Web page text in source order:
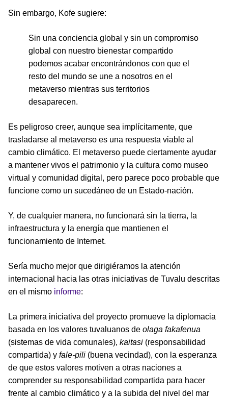
Sin embargo, Kofe sugiere:
Sin una conciencia global y sin un compromiso
global con nuestro bienestar compartido
podemos acabar encontrándonos con que el
resto del mundo se une a nosotros en el
metaverso mientras sus territorios
desaparecen.
Es peligroso creer, aunque sea implícitamente, que
trasladarse al metaverso es una respuesta viable al
cambio climático. El metaverso puede ciertamente ayudar
a mantener vivos el patrimonio y la cultura como museo
virtual y comunidad digital, pero parece poco probable que
funcione como un sucedáneo de un Estado-nación.
Y, de cualquier manera, no funcionará sin la tierra, la
infraestructura y la energía que mantienen el
funcionamiento de Internet.
Sería mucho mejor que dirigiéramos la atención
internacional hacia las otras iniciativas de Tuvalu descritas
en el mismo informe:
La primera iniciativa del proyecto promueve la diplomacia
basada en los valores tuvaluanos de olaga fakafenua
(sistemas de vida comunales), kaitasi (responsabilidad
compartida) y fale-pili (buena vecindad), con la esperanza
de que estos valores motiven a otras naciones a
comprender su responsabilidad compartida para hacer
frente al cambio climático y a la subida del nivel del mar